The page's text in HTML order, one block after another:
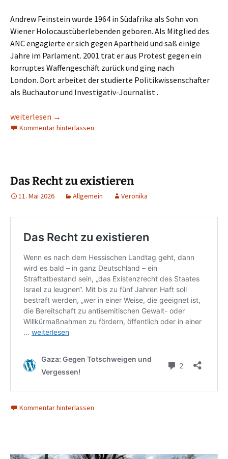
Andrew Feinstein wurde 1964 in Südafrika als Sohn von
Wiener Holocaustüberlebenden geboren. Als Mitglied des
ANC engagierte er sich gegen Apartheid und saß einige
Jahre im Parlament. 2001 trat er aus Protest gegen ein
korruptes Waffengeschäft zurück und ging nach
London. Dort arbeitet der studierte Politikwissenschafter
als Buchautor und Investigativ-Journalist .
weiterlesen →
Kommentar hinterlassen
Das Recht zu existieren
11. Mai 2026 Allgemein Veronika
Kommentar hinterlassen